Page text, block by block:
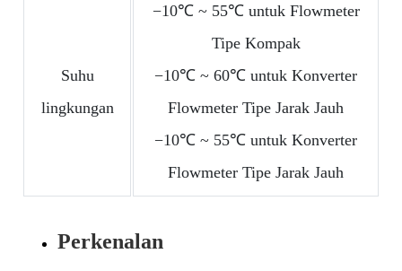
Suhu
lingkungan
−10℃ ~ 55℃ untuk Flowmeter
Tipe Kompak
−10℃ ~ 60℃ untuk Konverter
Flowmeter Tipe Jarak Jauh
−10℃ ~ 55℃ untuk Konverter
Flowmeter Tipe Jarak Jauh
Perkenalan